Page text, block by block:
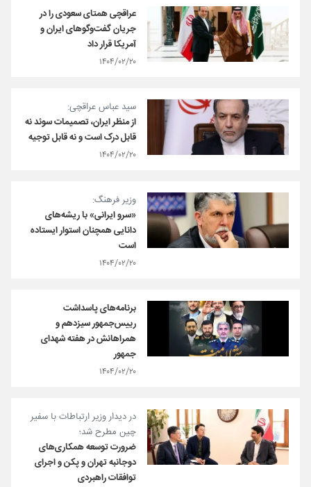
عراقچی همتای سعودی را در
جریان گفت‌وگوهای ایران و
آمریکا قرار داد
۱۴۰۴/۰۲/۲۰
سید عباس عراقچی:
از منظر ایران، تصمیمات سوئد نه
قابل درک است و نه قابل توجیه
۱۴۰۴/۰۲/۲۰
وزیر فرهنگ:
«سرو ایرانی» با ریشه‌های
دانایی همچنان استوار ایستاده
است
۱۴۰۴/۰۲/۲۰
برنامه‌های پاسداشت
رییس‌جمهور سیزدهم و
همراهانش در هفته شهدای
جمهور
۱۴۰۴/۰۲/۲۰
در دیدار وزیر ارتباطات با سفیر
چین مطرح شد؛
ضرورت توسعه همکاری‌های
دوجانبه تهران و پکن و اجرای
توافقات راهبردی